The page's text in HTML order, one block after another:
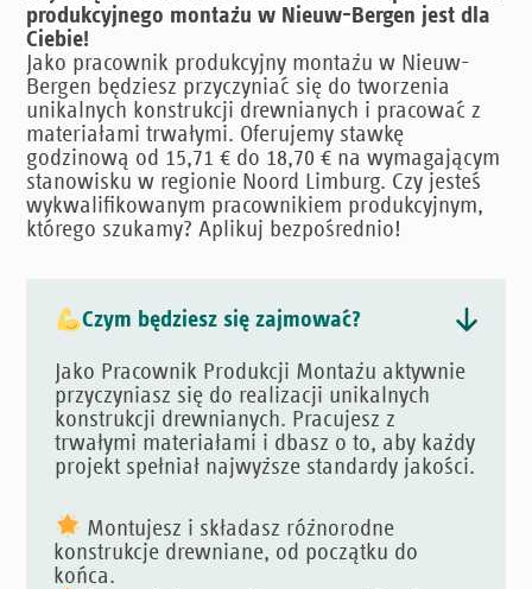
produkcyjnego montażu w Nieuw-Bergen jest dla
Ciebie!
Jako pracownik produkcyjny montażu w Nieuw-
Bergen będziesz przyczyniać się do tworzenia
unikalnych konstrukcji drewnianych i pracować z
materiałami trwałymi. Oferujemy stawkę
godzinową od 15,71 € do 18,70 € na wymagającym
stanowisku w regionie Noord Limburg. Czy jesteś
wykwalifikowanym pracownikiem produkcyjnym,
którego szukamy? Aplikuj bezpośrednio!
Czym będziesz się zajmować?
Jako Pracownik Produkcji Montażu aktywnie
przyczyniasz się do realizacji unikalnych
konstrukcji drewnianych. Pracujesz z
trwałymi materiałami i dbasz o to, aby każdy
projekt spełniał najwyższe standardy jakości.
Montujesz i składasz różnorodne
konstrukcje drewniane, od początku do
końca.